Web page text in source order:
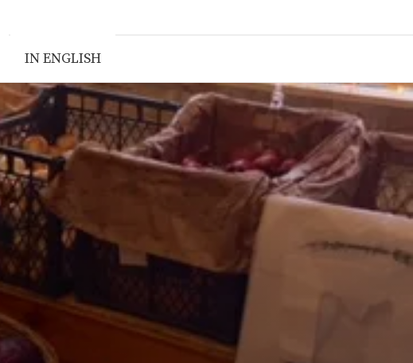
IN ENGLISH